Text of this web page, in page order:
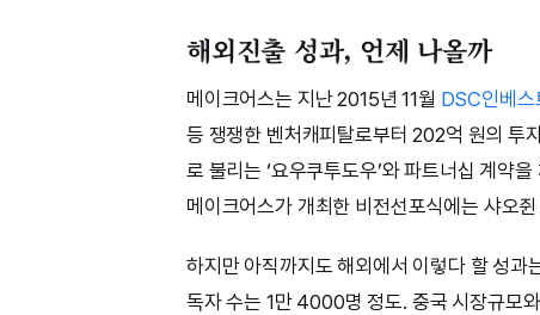
해외진출 성과, 언제 나올까
메이크어스는 지난 2015년 11월 DSC인베스
등 쟁쟁한 벤처캐피탈로부터 202억 원의 투
로 불리는 ‘요우쿠투도우’와 파트너십 계약
메이크어스가 개최한 비전선포식에는 샤오
하지만 아직까지도 해외에서 이렇다 할 성과
독자 수는 1만 4000명 정도. 중국 시장규모